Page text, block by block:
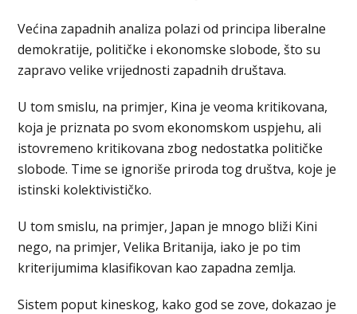
Većina zapadnih analiza polazi od principa liberalne
demokratije, političke i ekonomske slobode, što su
zapravo velike vrijednosti zapadnih društava.
U tom smislu, na primjer, Kina je veoma kritikovana,
koja je priznata po svom ekonomskom uspjehu, ali
istovremeno kritikovana zbog nedostatka političke
slobode. Time se ignoriše priroda tog društva, koje je
istinski kolektivističko.
U tom smislu, na primjer, Japan je mnogo bliži Kini
nego, na primjer, Velika Britanija, iako je po tim
kriterijumima klasifikovan kao zapadna zemlja.
Sistem poput kineskog, kako god se zove, dokazao je